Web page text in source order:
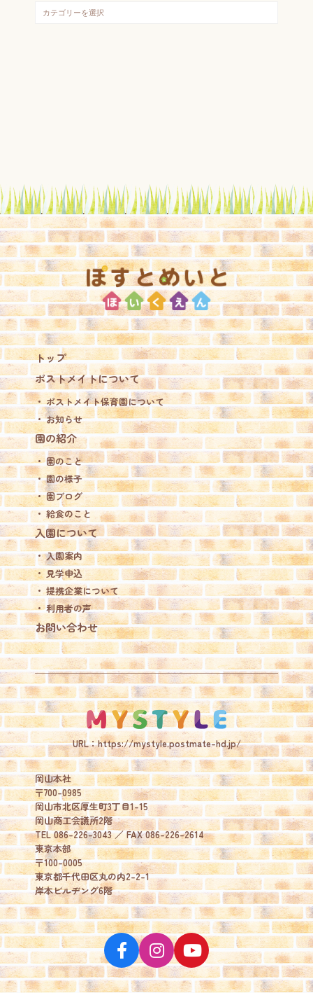
>
トップ
ポストメイトについて
ポストメイト保育園について
お知らせ
園の紹介
園のこと
園の様子
園ブログ
給食のこと
入園について
入園案内
見学申込
提携企業について
利用者の声
お問い合わせ
MY
URL：https://mystyle.postmate-hd.jp/
岡山本社
〒700-0985
岡山市北区厚生町3丁目1-15
岡山商工会議所2階
TEL 086-226-3043 ／ FAX 086-226-2614
東京本部
〒100-0005
東京都千代田区丸の内2-2-1
岸本ビルヂング6階